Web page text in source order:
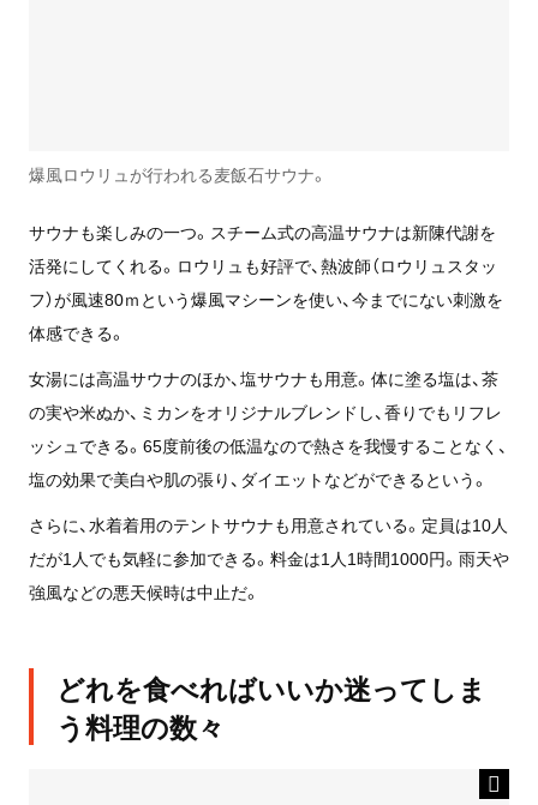
爆風ロウリュが行われる麦飯石サウナ。
サウナも楽しみの一つ。スチーム式の高温サウナは新陳代謝を
活発にしてくれる。ロウリュも好評で、熱波師（ロウリュスタッ
フ）が風速80ｍという爆風マシーンを使い、今までにない刺激を
体感できる。
女湯には高温サウナのほか、塩サウナも用意。体に塗る塩は、茶
の実や米ぬか、ミカンをオリジナルブレンドし、香りでもリフレ
ッシュできる。65度前後の低温なので熱さを我慢することなく、
塩の効果で美白や肌の張り、ダイエットなどができるという。
さらに、水着着用のテントサウナも用意されている。定員は10人
だが1人でも気軽に参加できる。料金は1人1時間1000円。雨天や
強風などの悪天候時は中止だ。
どれを食べればいいか迷ってしま
う料理の数々